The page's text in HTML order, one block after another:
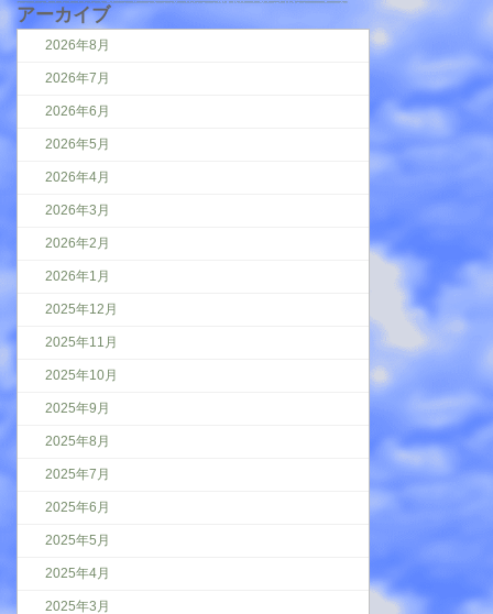
アーカイブ
2026年8月
2026年7月
2026年6月
2026年5月
2026年4月
2026年3月
2026年2月
2026年1月
2025年12月
2025年11月
2025年10月
2025年9月
2025年8月
2025年7月
2025年6月
2025年5月
2025年4月
2025年3月